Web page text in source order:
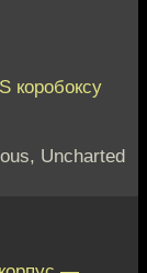
коробоксу
Uncharted